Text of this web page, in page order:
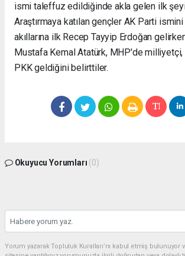
ismi taleffuz edildiğinde akla gelen ilk
Araştırmaya katılan gençler AK Parti
akıllarına ilk Recep Tayyip Erdoğan
Mustafa Kemal Atatürk, MHP'de
PKK geldiğini belirttiler.
Okuyucu Yorumları (0)
Yorum yazarak Topluluk Kuralları’nı kabul etmiş bulunuyor